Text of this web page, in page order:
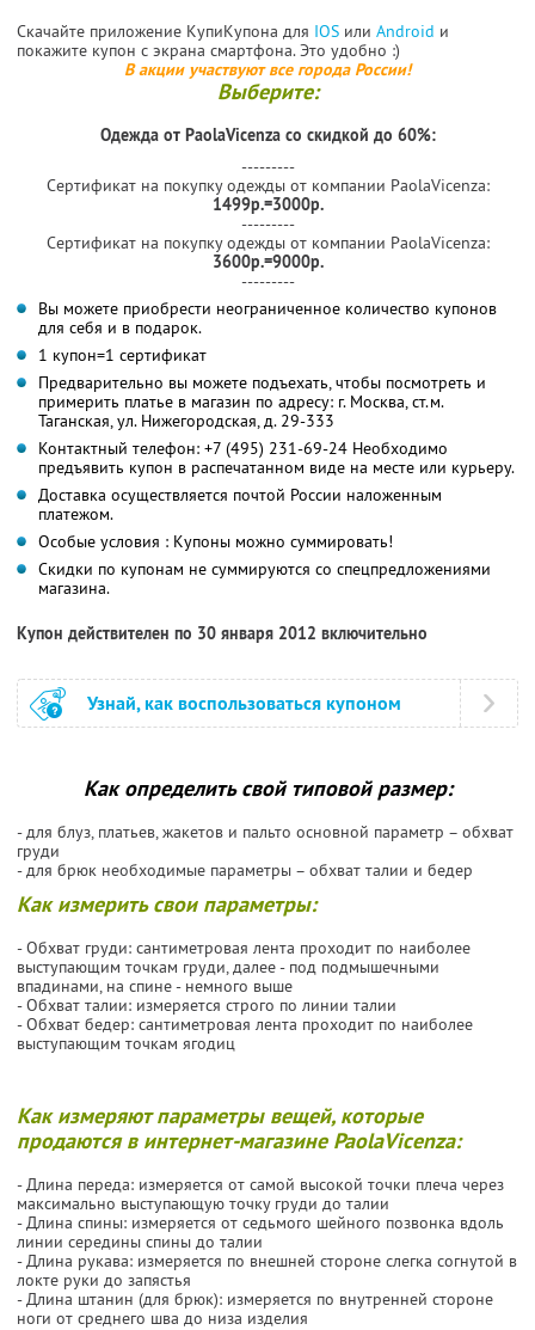
Скачайте приложение КупиКупона для IOS или Android и
покажите купон с экрана смартфона. Это удобно :)
В акции участвуют все города России!
Выберите:
Одежда от PaolaVicenza со скидкой до 60%:
---------
Сертификат на покупку одежды от компании PaolaVicenza:
1499р.=3000р.
---------
Сертификат на покупку одежды от компании PaolaVicenza:
3600р.=9000р.
---------
Вы можете приобрести неограниченное количество купонов
для себя и в подарок.
1 купон=1 сертификат
Предварительно вы можете подъехать, чтобы посмотреть и
примерить платье в магазин по адресу: г. Москва, ст.м.
Таганская, ул. Нижегородская, д. 29-333
Контактный телефон: +7 (495) 231-69-24 Необходимо
предъявить купон в распечатанном виде на месте или курьеру.
Доставка осуществляется почтой России наложенным
платежом.
Особые условия : Купоны можно суммировать!
Скидки по купонам не суммируются со спецпредложениями
магазина.
Купон действителен по 30 января 2012 включительно
Узнай, как воспользоваться купоном
Как определить свой типовой размер:
- для блуз, платьев, жакетов и пальто основной параметр – обхват
груди
- для брюк необходимые параметры – обхват талии и бедер
Как измерить свои параметры:
- Обхват груди: сантиметровая лента проходит по наиболее
выступающим точкам груди, далее - под подмышечными
впадинами, на спине - немного выше
- Обхват талии: измеряется строго по линии талии
- Обхват бедер: сантиметровая лента проходит по наиболее
выступающим точкам ягодиц
Как измеряют параметры вещей, которые
продаются в интернет-магазине PaolaVicenza:
- Длина переда: измеряется от самой высокой точки плеча через
максимально выступающую точку груди до талии
- Длина спины: измеряется от седьмого шейного позвонка вдоль
линии середины спины до талии
- Длина рукава: измеряется по внешней стороне слегка согнутой в
локте руки до запястья
- Длина штанин (для брюк): измеряется по внутренней стороне
ноги от среднего шва до низа изделия